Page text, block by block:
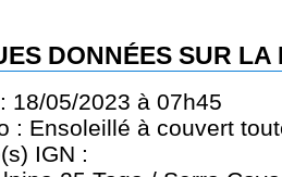
DONNÉES SUR LA
18/05/2023 à 07h45
: Ensoleillé à couvert
IGN :